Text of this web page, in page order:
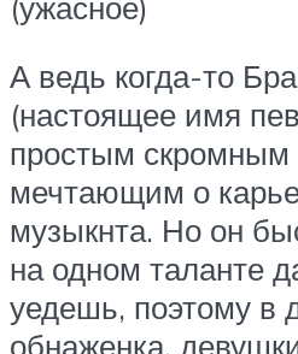
А ведь когда-то
(настоящее имя
простым скромным
мечтающим о
музыкнта. Но он
на одном таланте
уедешь, поэтому в
обнаженка,